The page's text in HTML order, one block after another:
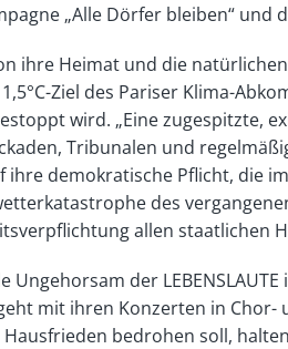
„Alle Dörfer bleiben“ und
ihre Heimat und die
Ziel des Pariser Klima-
wird. „Eine
Tribunalen und
ihre demokratische Pflicht, die
des
allen staatlichen
der
mit ihren Konzerten in
bedrohen soll,